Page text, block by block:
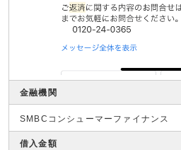
金融機関
SMBCコンシューマーファイナンス
借入金額